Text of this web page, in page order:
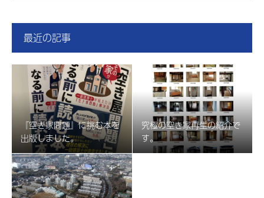
最近の記事
『空き家問題』に挑む本を
出版しました。
究極の空き家再生の紹介で
す。